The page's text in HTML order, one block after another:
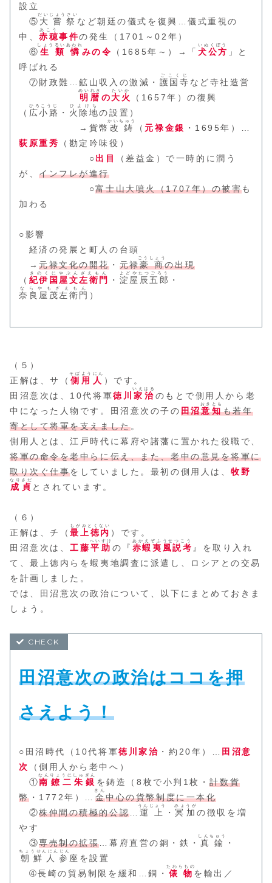
設立
⑤ 大嘗祭
だいじょうさい
など朝廷の儀式を復興…儀式重視の
中、赤穂
あこう
事件の発生（1701～02年）
⑥ 生類憐
しょうるいあわれ
みの令 （1685年～）→「 犬公方
いぬくぼう
」と
呼ばれる
⑦財政難…鉱山収入の激減・ 護国寺
ごこくじ
など寺社造営
明暦
めいれき
の大火
たいか
（1657年）の復興
（ 広小路
ひろこうじ
・ 火除地
ひよけち
の設置）
→貨幣 改鋳
かいちゅう
（ 元禄金銀 ・1695年）…
荻原重秀
（勘定吟味役）
○出目
（差益金）で一時的に潤う
が、インフレが進行
○富士山大噴火（1707年）の被害も
加わる
○影響
経済の発展と町人の台頭
→元禄文化の開花 ・ 元禄豪商
ごうしょう
の出現
（ 紀伊国屋文左衛門
きのくにやぶんざえもん
・ 淀屋辰五郎
よどやたつごろう
・
奈良屋茂左衛門
ならやもざえもん
）
（５）
正解は、サ（ 側用人
そばようにん
）です。
田沼意次は、10代将軍徳川 家治
いえはる
のもとで側用人から老
中になった人物です。田沼意次の子の田沼意知
おきとも
も若年
寄として将軍を支えました。
側用人とは、江戸時代に幕府や諸藩に置かれた役職で、
将軍の命令を老中らに伝え、また、老中の意見を将軍に
取り次ぐ仕事をしていました。最初の側用人は、牧野
成貞
なりさだ
とされています。
（６）
正解は、チ（最上徳内
もがみとくない
）です。
田沼意次は、工藤平助
へいすけ
の『 赤蝦夷風説考
あかえぞふうせつこう
』を取り入れ
て、最上徳内らを蝦夷地調査に派遣し、ロシアとの交易
を計画しました。
では、田沼意次の政治について、以下にまとめておきま
しょう。
田沼意次の政治はココを押
さえよう！
○田沼時代（10代将軍徳川家治 ・約20年）…
田沼意
次
（側用人から老中へ）
①南鐐二朱銀
なんりょうにしゅぎん
を鋳造（8枚で小判1枚・計数貨
幣・1772年）… 金
きん
中心の貨幣制度に一本化
②株仲間の積極的公認 運上
うんじょう
・冥加
みょうが
の徴収を増
やす
③専売制の拡張 …幕府直営の銅・鉄・ 真鍮
しんちゅう
・
朝鮮人参
ちょうせんにんじん
座を設置
➃長崎の貿易制限を緩和…銅・ 俵物
たわらもの
を輸出／